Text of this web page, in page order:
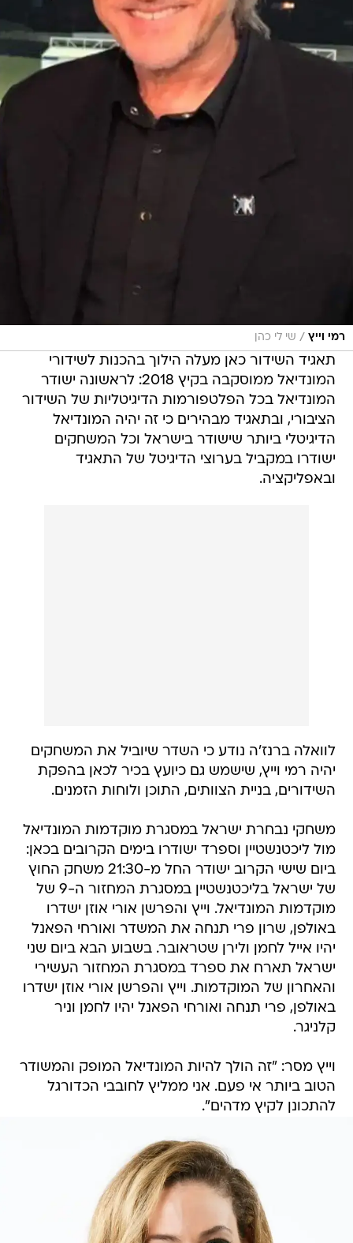
רמי וייץ / שי לי כהן
תאגיד השידור כאן מעלה הילוך בהכנות לשידורי
המונדיאל ממוסקבה בקיץ 2018: לראשונה ישודר
המונדיאל בכל הפלטפורמות הדיגיטליות של השידור
הציבורי, ובתאגיד מבהירים כי זה יהיה המונדיאל
הדיגיטלי ביותר שישודר בישראל וכל המשחקים
ישודרו במקביל בערוצי הדיגיטל של התאגיד
ובאפליקציה.
לוואלה ברנז'ה נודע כי השדר שיוביל את המשחקים
יהיה רמי וייץ, שישמש גם כיועץ בכיר לכאן בהפקת
השידורים, בניית הצוותים, התוכן ולוחות הזמנים.
משחקי נבחרת ישראל במסגרת מוקדמות המונדיאל
מול ליכטנשטיין וספרד ישודרו בימים הקרובים בכאן:
ביום שישי הקרוב ישודר החל מ-21:30 משחק החוץ
של ישראל בליכטנשטיין במסגרת המחזור ה-9 של
מוקדמות המונדיאל. וייץ והפרשן אורי אוזן ישדרו
באולפן, שרון פרי תנחה את המשדר ואורחי הפאנל
יהיו אייל לחמן ולירן שטראובר. בשבוע הבא ביום שני
ישראל תארח את ספרד במסגרת המחזור העשירי
והאחרון של המוקדמות. וייץ והפרשן אורי אוזן ישדרו
באולפן, פרי תנחה ואורחי הפאנל יהיו לחמן וניר
קלניגר.
וייץ מסר: "זה הולך להיות המונדיאל המופק והמשודר
הטוב ביותר אי פעם. אני ממליץ לחובבי הכדורגל
להתכונן לקיץ מדהים".